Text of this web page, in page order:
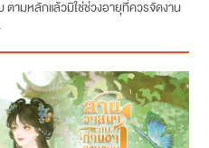
ามหลักแล้วมิใช่ช่วงอายุที่ควรจัดงาน